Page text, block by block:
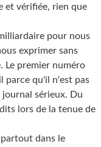
et vérifiée, rien que
pour nous
exprimer sans
Le premier numéro
parce qu'il n'est pas
sérieux. Du
lors de la tenue de
dans le